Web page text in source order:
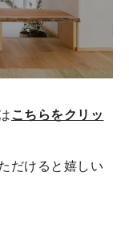
こちらをクリッ
だけると嬉しい